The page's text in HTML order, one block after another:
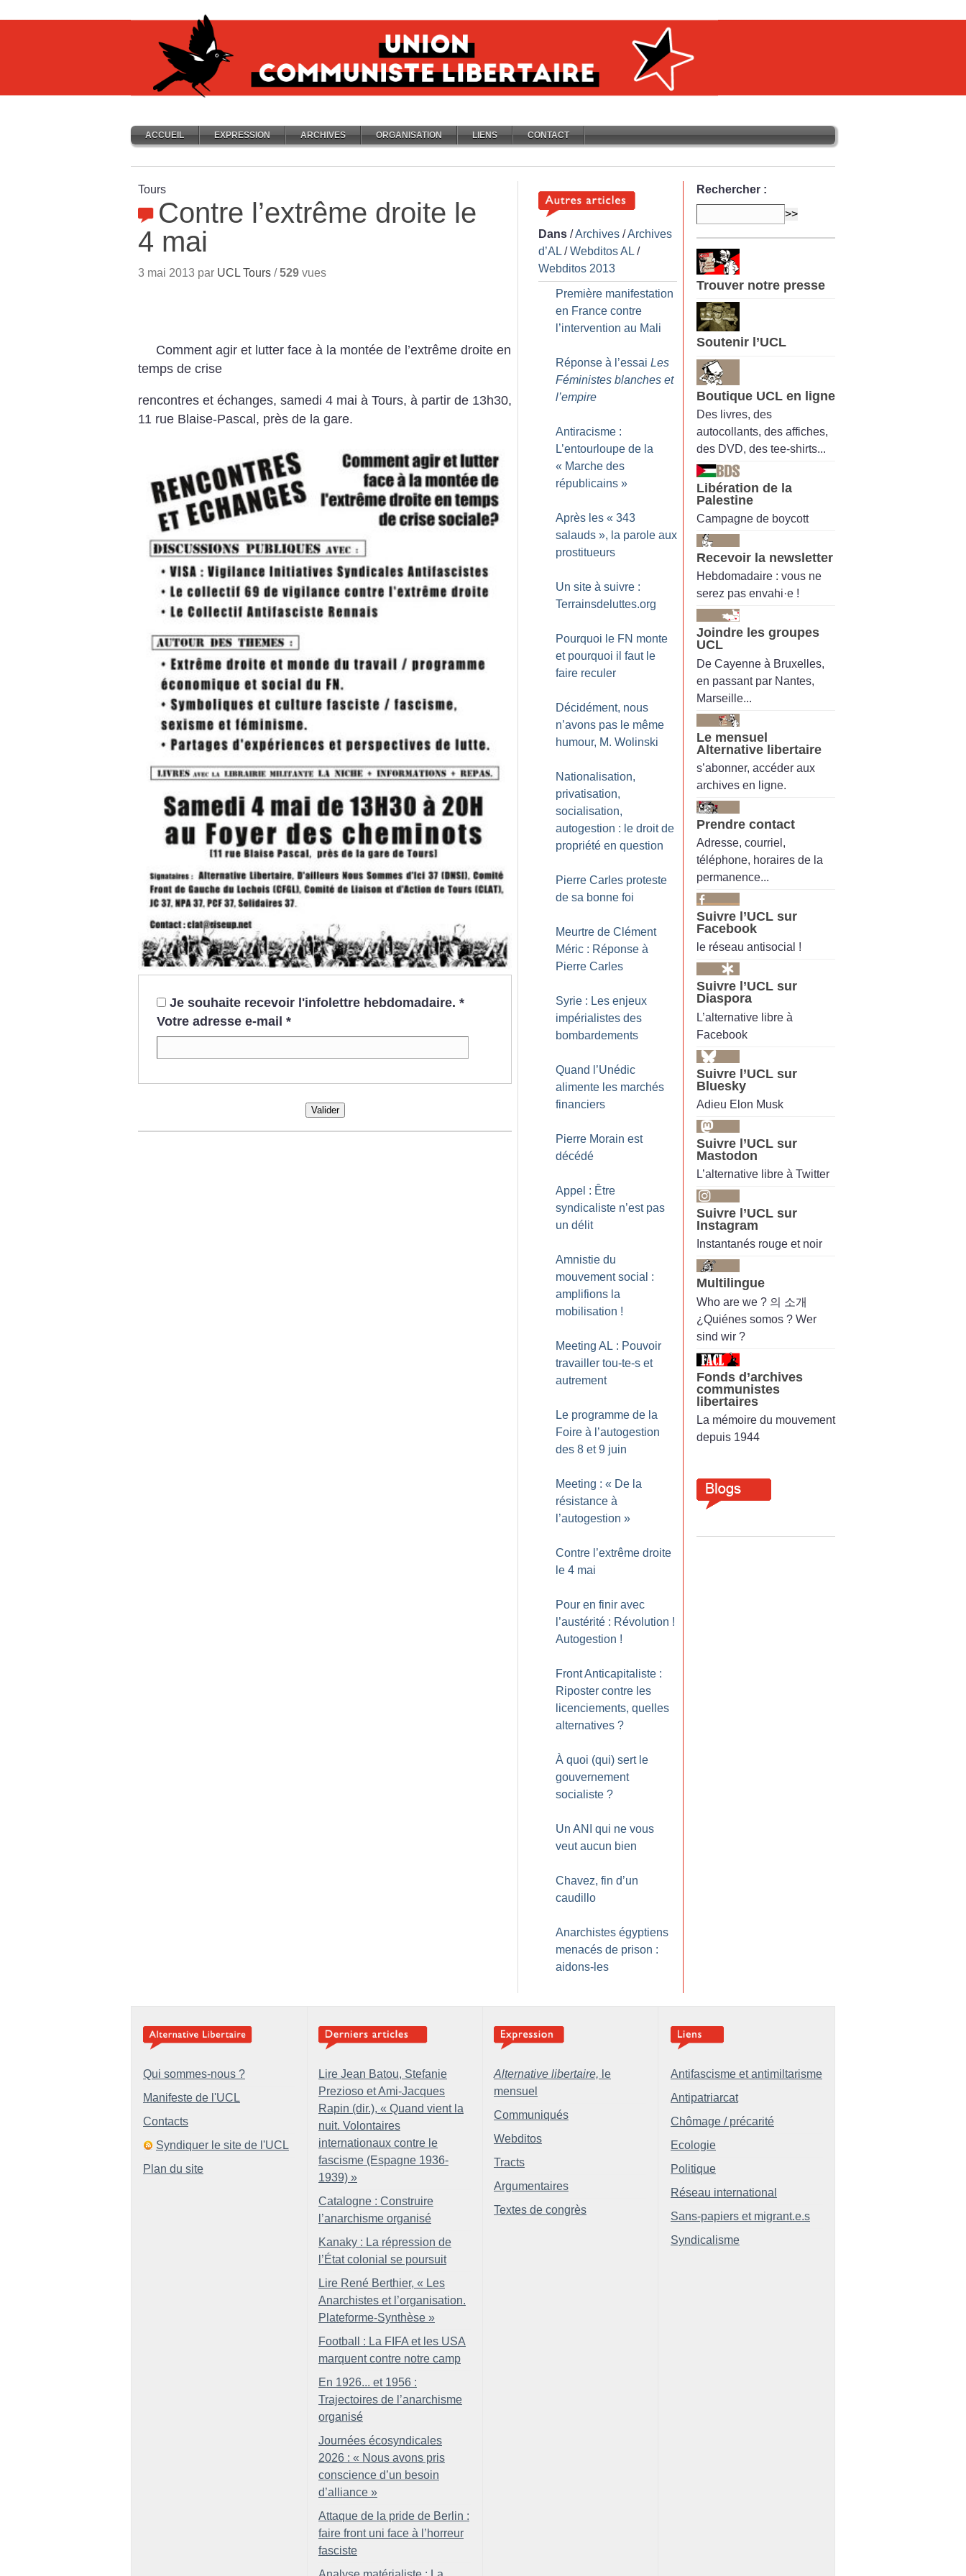
ACCUEIL EXPRESSION ARCHIVES ORGANISATION LIENS CONTACT
Tours
Contre l’extrême droite le
4 mai
3 mai 2013 par UCL Tours /529 vues
Comment agir et lutter face à la montée de l’extrême droite en
temps de crise
rencontres et échanges, samedi 4 mai à Tours, à partir de 13h30,
11 rue Blaise-Pascal, près de la gare.
Je souhaite recevoir l'infolettre hebdomadaire. *
Votre adresse e-mail *
Valider
Dans /Archives /Archives
d’AL /Webditos AL /
Webditos 2013
Première manifestation
en France contre
l’intervention au Mali
Réponse à l’essai Les
Féministes blanches et
l’empire
Antiracisme :
L’entourloupe de la
« Marche des
républicains »
Après les « 343
salauds », la parole aux
prostitueurs
Un site à suivre :
Terrainsdeluttes.org
Pourquoi le FN monte
et pourquoi il faut le
faire reculer
Décidément, nous
n’avons pas le même
humour, M. Wolinski
Nationalisation,
privatisation,
socialisation,
autogestion : le droit de
propriété en question
Pierre Carles proteste
de sa bonne foi
Meurtre de Clément
Méric : Réponse à
Pierre Carles
Syrie : Les enjeux
impérialistes des
bombardements
Quand l’Unédic
alimente les marchés
financiers
Pierre Morain est
décédé
Appel : Être
syndicaliste n’est pas
un délit
Amnistie du
mouvement social :
amplifions la
mobilisation !
Meeting AL : Pouvoir
travailler tou-te-s et
autrement
Le programme de la
Foire à l’autogestion
des 8 et 9 juin
Meeting : « De la
résistance à
l’autogestion »
Contre l’extrême droite
le 4 mai
Pour en finir avec
l’austérité : Révolution !
Autogestion !
Front Anticapitaliste :
Riposter contre les
licenciements, quelles
alternatives ?
À quoi (qui) sert le
gouvernement
socialiste ?
Un ANI qui ne vous
veut aucun bien
Chavez, fin d’un
caudillo
Anarchistes égyptiens
menacés de prison :
aidons-les
Rechercher :
Trouver notre presse
Soutenir l’UCL
Boutique UCL en ligne
Des livres, des
autocollants, des affiches,
des DVD, des tee-shirts...
Libération de la
Palestine
Campagne de boycott
Recevoir la newsletter
Hebdomadaire : vous ne
serez pas envahi·e !
Joindre les groupes
UCL
De Cayenne à Bruxelles,
en passant par Nantes,
Marseille...
Le mensuel
Alternative libertaire
s’abonner, accéder aux
archives en ligne.
Prendre contact
Adresse, courriel,
téléphone, horaires de la
permanence...
Suivre l’UCL sur
Facebook
le réseau antisocial !
Suivre l’UCL sur
Diaspora
L’alternative libre à
Facebook
Suivre l’UCL sur
Bluesky
Adieu Elon Musk
Suivre l’UCL sur
Mastodon
L’alternative libre à Twitter
Suivre l’UCL sur
Instagram
Instantanés rouge et noir
Multilingue
Who are we ? 의 소개
¿Quiénes somos ? Wer
sind wir ?
Fonds d’archives
communistes
libertaires
La mémoire du mouvement
depuis 1944
Qui sommes-nous ?
Manifeste de l'UCL
Contacts
Syndiquer le site de l'UCL
Plan du site
Lire Jean Batou, Stefanie
Prezioso et Ami-Jacques
Rapin (dir.), « Quand vient la
nuit. Volontaires
internationaux contre le
fascisme (Espagne 1936-
1939) »
Catalogne : Construire
l’anarchisme organisé
Kanaky : La répression de
l’État colonial se poursuit
Lire René Berthier, « Les
Anarchistes et l’organisation.
Plateforme-Synthèse »
Football : La FIFA et les USA
marquent contre notre camp
En 1926... et 1956 :
Trajectoires de l’anarchisme
organisé
Journées écosyndicales
2026 : « Nous avons pris
conscience d’un besoin
d’alliance »
Attaque de la pride de Berlin :
faire front uni face à l’horreur
fasciste
Alternative libertaire, le
mensuel
Communiqués
Webditos
Tracts
Argumentaires
Textes de congrès
Antifascisme et antimiltarisme
Antipatriarcat
Chômage / précarité
Ecologie
Politique
Réseau international
Sans-papiers et migrant.e.s
Syndicalisme